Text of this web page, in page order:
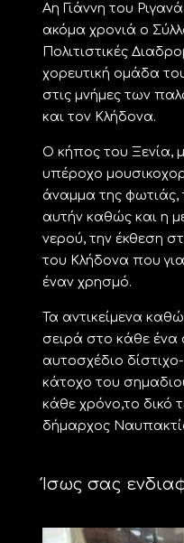
Αη Γιάννη του
ακόμα χρονιά ο
Πολιτιστικές
χορευτική ομάδα
στις μνήμες των
και τον Κλήδονα.
Ο κήπος του Ξενία,
υπέροχο
άναμμα της
αυτήν καθώς και η
νερού, την έκθεση
του Κλήδονα που
έναν χρησμό.
Τα αντικείμενα
σειρά στο κάθε ένα
αυτοσχέδιο
κάτοχο του
κάθε χρόνο,το δικό
δήμαρχος
Ίσως σας